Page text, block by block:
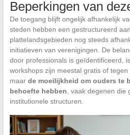
Beperkingen van
De toegang blijft ongelijk afhankelijk
steden hebben een gestructureerd
plattelandsgebieden nog steeds
initiatieven van verenigingen. De
door professionals is geïdentificeerd,
workshops zijn meestal gratis of tegen
maar de moeilijkheid om ouders te
behoefte hebben , vaak degenen
institutionele structuren.